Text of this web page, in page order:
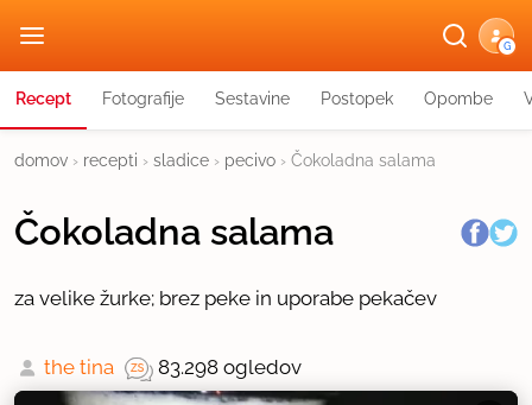
G
Recept Fotografije Sestavine Postopek Opombe
domov › recepti › sladice › pecivo › Čokoladna salama
Čokoladna salama
za velike žurke; brez peke in uporabe pekačev
the tina 83.298 ogledov